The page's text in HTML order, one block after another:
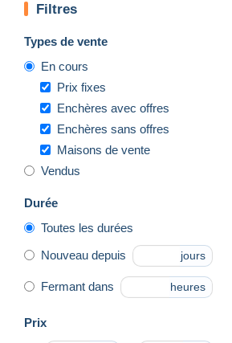
Filtres
Types de vente
En cours
Prix fixes
Enchères avec offres
Enchères sans offres
Maisons de vente
Vendus
Durée
Toutes les durées
Nouveau depuis jours
Fermant dans heures
Prix